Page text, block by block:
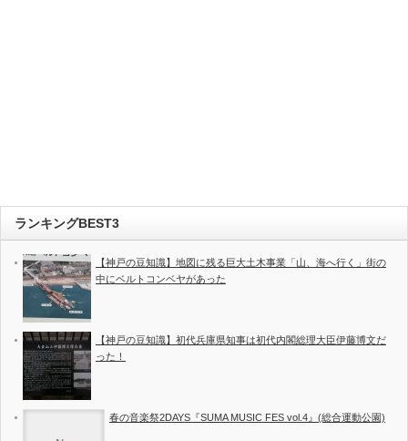
ランキングBEST3
【神戸の豆知識】地図に残る巨大土木事業「山、海へ行く」街の
中にベルトコンベヤがあった
【神戸の豆知識】初代兵庫県知事は初代内閣総理大臣伊藤博文だ
った！
春の音楽祭2DAYS『SUMA MUSIC FES vol.4』(総合運動公園)